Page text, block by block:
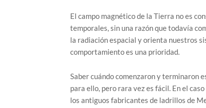
El campo magnético de la Tierra no es
temporales, sin una razón que todavía
la radiación espacial y orienta nuestros
comportamiento es una prioridad.
Saber cuándo comenzaron y terminaron
para ello, pero rara vez es fácil. En el
los antiguos fabricantes de ladrillos de